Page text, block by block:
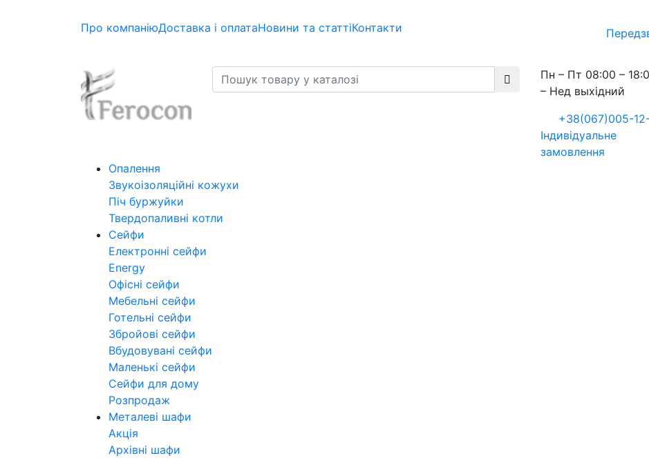
Про компаніюДоставка і оплатаНовини та статтіКонтакти
Пн – Пт 08:00 –
– Нед выхідний
+38(067)005-
Індивідуальне
замовлення
Опалення
Звукоізоляційні кожухи
Піч буржуйки
Твердопаливні котли
Сейфи
Електронні сейфи
Energy
Офісні сейфи
Мебельні сейфи
Готельні сейфи
Збройові сейфи
Вбудовувані сейфи
Маленькі сейфи
Сейфи для дому
Розпродаж
Металеві шафи
Акція
Архівні шафи